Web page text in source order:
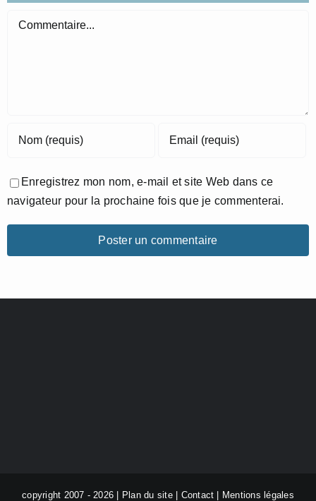
Commentaire
Enregistrez mon nom, e-mail et site Web dans ce
navigateur pour la prochaine fois que je commenterai.
copyright 2007 - 2026 | Plan du site| Contact Mentions légales